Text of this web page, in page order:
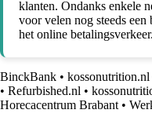
klanten. Ondanks enkele
voor velen nog steeds
het online betalingsverkeer.
BinckBank • kossonutrition.nl
• Refurbished.nl •
Horecacentrum Brabant •